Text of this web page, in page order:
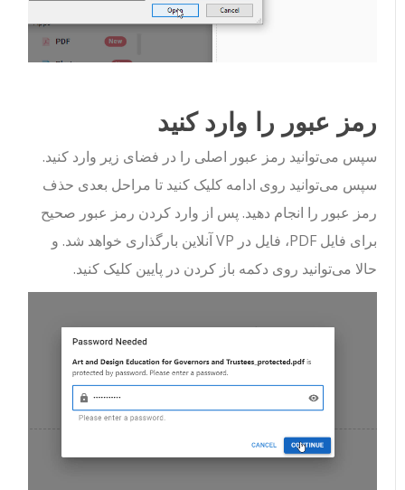
رمز عبور را وارد کنید
سپس می‌توانید رمز عبور اصلی را در فضای زیر وارد کنید.
سپس می‌توانید روی ادامه کلیک کنید تا مراحل بعدی حذف
رمز عبور را انجام دهید. پس از وارد کردن رمز عبور صحیح
برای فایل PDF، فایل در VP آنلاین بارگذاری خواهد شد. و
حالا می‌توانید روی دکمه باز کردن در پایین کلیک کنید.